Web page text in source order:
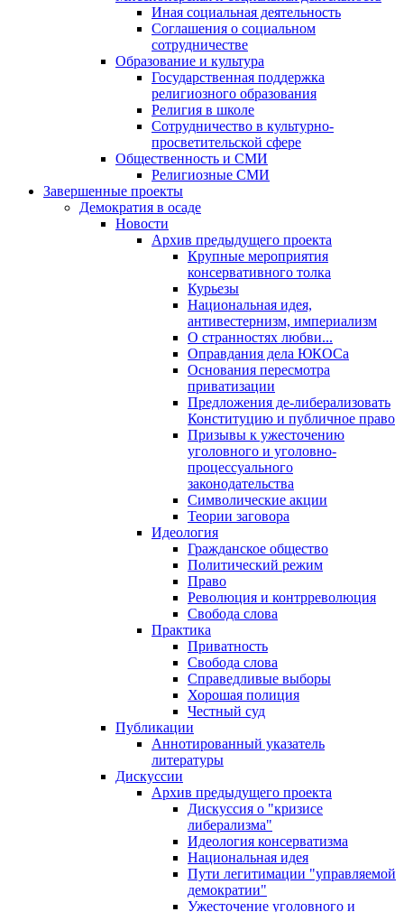
Иная социальная деятельность
Соглашения о социальном
сотрудничестве
Образование и культура
Государственная поддержка
религиозного образования
Религия в школе
Сотрудничество в культурно-
просветительской сфере
Общественность и СМИ
Религиозные СМИ
Завершенные проекты
Демократия в осаде
Новости
Архив предыдущего проекта
Крупные мероприятия
консервативного толка
Курьезы
Национальная идея,
антивестернизм, империализм
О странностях любви...
Оправдания дела ЮКОСа
Основания пересмотра
приватизации
Предложения де-либерализовать
Конституцию и публичное право
Призывы к ужесточению
уголовного и уголовно-
процессуального
законодательства
Символические акции
Теории заговора
Идеология
Гражданское общество
Политический режим
Право
Революция и контрреволюция
Свобода слова
Практика
Приватность
Свобода слова
Справедливые выборы
Хорошая полиция
Честный суд
Публикации
Аннотированный указатель
литературы
Дискуссии
Архив предыдущего проекта
Дискуссия о "кризисе
либерализма"
Идеология консерватизма
Национальная идея
Пути легитимации "управляемой
демократии"
Ужесточение уголовного и